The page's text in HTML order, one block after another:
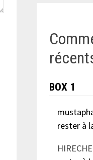
BOX 1
rester à
HIRECHE